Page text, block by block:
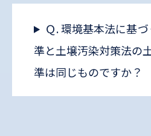
Ｑ. 環境基本法に基
準と土壌汚染対策法の
準は同じものですか？